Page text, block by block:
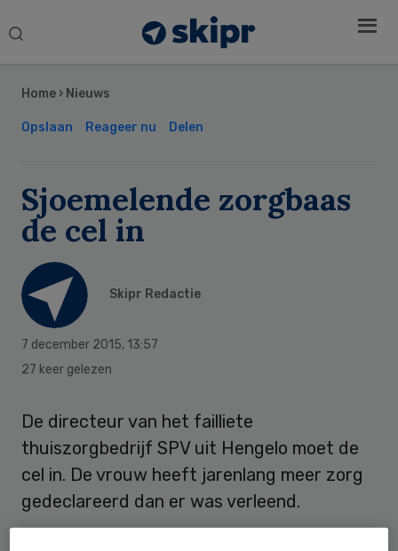
Search
Home › Nieuws
Opslaan Reageer nu Delen
Sjoemelende zorgbaas
de cel in
Skipr Redactie
7 december 2015, 13:57
27 keer gelezen
De directeur van het failliete
thuiszorgbedrijf SPV uit Hengelo moet de
cel in. De vrouw heeft jarenlang meer zorg
gedeclareerd dan er was verleend.
Sidebar